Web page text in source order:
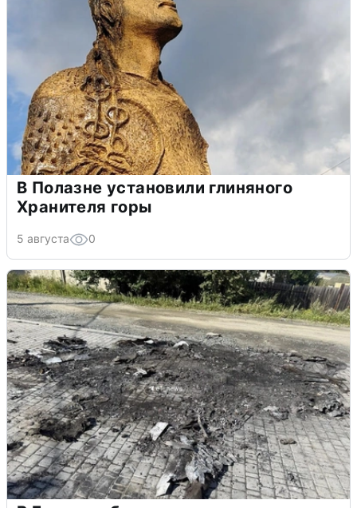
В Полазне установили глиняного
Хранителя горы
5 августа 0